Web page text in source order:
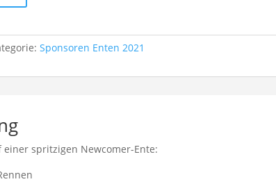
Sponsoren Enten 2021
spritzigen Newcomer-Ente: